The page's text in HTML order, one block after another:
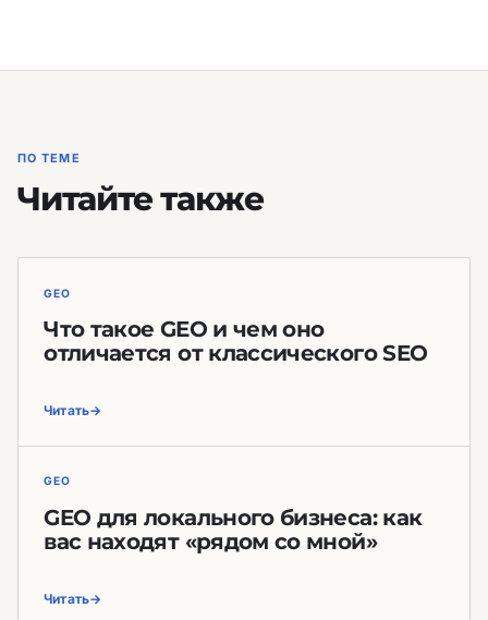
ПО ТЕМЕ
Читайте также
GEO
Что такое GEO и чем оно
отличается от классического SEO
Читать
GEO
GEO для локального бизнеса: как
вас находят «рядом со мной»
Читать